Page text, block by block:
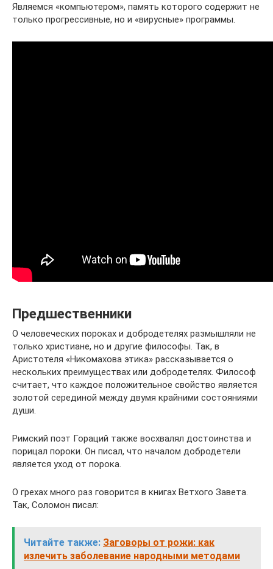
Являемся «компьютером», память которого содержит не
только прогрессивные, но и «вирусные» программы.
Предшественники
О человеческих пороках и добродетелях размышляли не
только христиане, но и другие философы. Так, в
Аристотеля «Никомахова этика» рассказывается о
нескольких преимуществах или добродетелях. Философ
считает, что каждое положительное свойство является
золотой серединой между двумя крайними состояниями
души.
Римский поэт Гораций также восхвалял достоинства и
порицал пороки. Он писал, что началом добродетели
является уход от порока.
О грехах много раз говорится в книгах Ветхого Завета.
Так, Соломон писал:
Читайте также: Заговоры от рожи: как
излечить заболевание народными методами